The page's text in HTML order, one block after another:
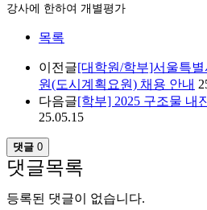
강사에 한하여 개별평가
목록
이전글[대학원/학부]서울특
원(도시계획요원) 채용 안내
다음글[학부] 2025 구조물 내
25.05.15
댓글 0
댓글목록
등록된 댓글이 없습니다.